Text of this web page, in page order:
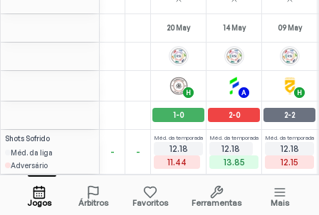
20 May 14 May 09 May
H A H
1-0 2-0 2-2
Shots Sofrido
Méd. da liga
Adversário
- -
Méd. da temporada
12.18
11.44
Méd. da temporada
12.18
13.85
Méd. da temporada
12.18
12.15
A. Jasim Abrir menu 2.20
80' LF-62 LF-
Jogos Árbitros Favoritos Ferramentas Mais